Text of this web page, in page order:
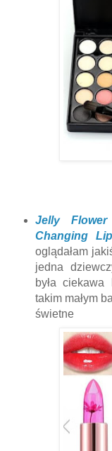
Jelly
Changing
oglądałam
jedna
była
takim małym
świetne